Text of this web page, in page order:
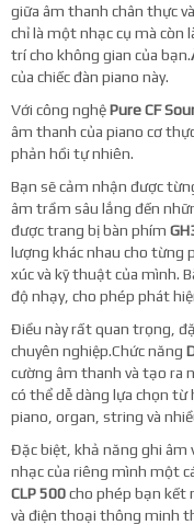
giữa âm thanh chân thực
chỉ là một nhạc cụ mà
trí cho không gian của bạn.
của chiếc đàn piano này.
Với công nghệPure CF
âm thanh của piano cơ
phản hồi tự nhiên.
Bạn sẽ cảm nhận được
âm trầm sâu lắng đến
được trang bị bàn phím
lượng khác nhau cho từng
xúc và kỹ thuật của mình.
độ nhạy, cho phép phát
Điều này rất quan trọng,
chuyên nghiệp.Chức năng
cường âm thanh và tạo ra
có thể dễ dàng lựa chọn
piano, organ, string và
Đặc biệt, khả năng ghi âm
nhạc của riêng mình một
CLP 500cho phép bạn kết
và điện thoại thông minh